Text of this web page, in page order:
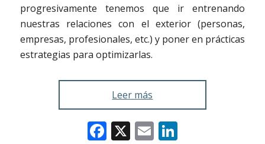
progresivamente tenemos que ir entrenando
nuestras relaciones con el exterior (personas,
empresas, profesionales, etc.) y poner en prácticas
estrategias para optimizarlas.
Leer más
Facebook
X EmailLinkedIn